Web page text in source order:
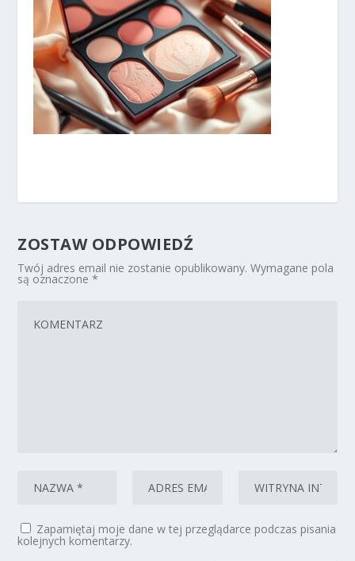
ZOSTAW ODPOWIEDŹ
Twój adres email nie zostanie opublikowany. Wymagane pola
są oznaczone*
Zapamiętaj moje dane w tej przeglądarce podczas pisania
kolejnych komentarzy.